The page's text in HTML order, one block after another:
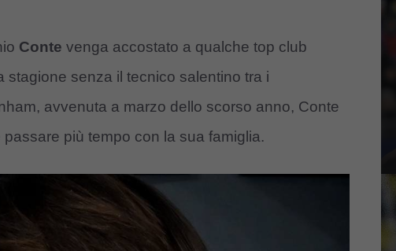
Conte venga accostato a qualche top club
stagione senza il tecnico salentino tra i
avvenuta a marzo dello scorso anno, Conte
più tempo con la sua famiglia.